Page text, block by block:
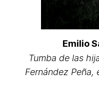
Emilio
Tumba de las
Fernández Peña,